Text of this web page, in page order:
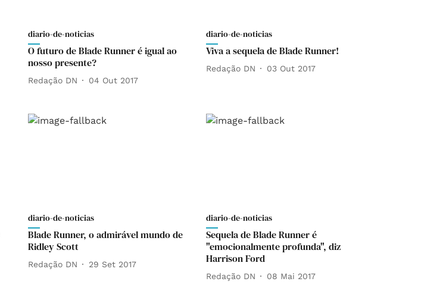
diario-de-noticias
O futuro de Blade Runner é igual ao
nosso presente?
Redação DN 04 Out 2017
diario-de-noticias
Viva a sequela de Blade Runner!
Redação DN 03 Out 2017
diario-de-noticias
Blade Runner, o admirável mundo de
Ridley Scott
Redação DN 29 Set 2017
diario-de-noticias
Sequela de Blade Runner é
"emocionalmente profunda", diz
Harrison Ford
Redação DN 08 Mai 2017